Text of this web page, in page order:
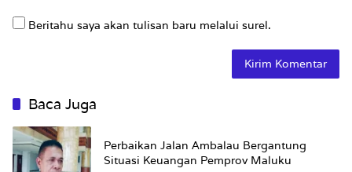
Beritahu saya akan tulisan baru melalui surel.
Baca Juga
Perbaikan Jalan Ambalau Bergantung
Situasi Keuangan Pemprov Maluku